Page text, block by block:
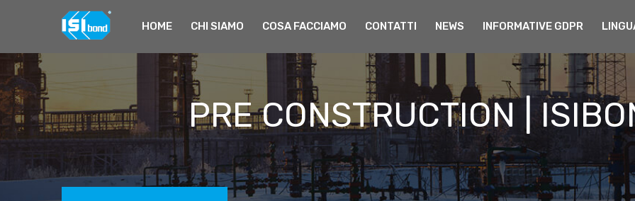
HOME CHI SIAMO COSA FACCIAMO CONTATTI NEWS INFORMATIVE GDPR
PRE CONSTRUCTION |